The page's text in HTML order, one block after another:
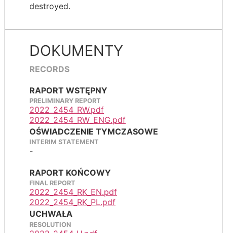
destroyed.
DOKUMENTY
RECORDS
RAPORT WSTĘPNY
PRELIMINARY REPORT
2022_2454_RW.pdf
2022_2454_RW_ENG.pdf
OŚWIADCZENIE TYMCZASOWE
INTERIM STATEMENT
-
RAPORT KOŃCOWY
FINAL REPORT
2022_2454_RK_EN.pdf
2022_2454_RK_PL.pdf
UCHWAŁA
RESOLUTION